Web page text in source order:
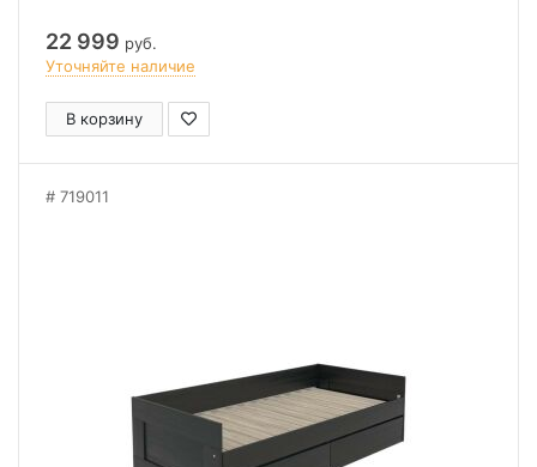
22 999 руб.
Уточняйте наличие
В корзину
719011